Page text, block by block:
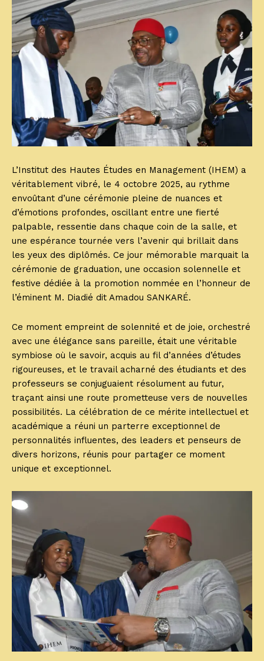
L’Institut des Hautes Études en Management (IHEM) a
véritablement vibré, le 4 octobre 2025, au rythme
envoûtant d’une cérémonie pleine de nuances et
d’émotions profondes, oscillant entre une fierté
palpable, ressentie dans chaque coin de la salle, et
une espérance tournée vers l’avenir qui brillait dans
les yeux des diplômés. Ce jour mémorable marquait la
cérémonie de graduation, une occasion solennelle et
festive dédiée à la promotion nommée en l’honneur de
l’éminent M. Diadié dit Amadou SANKARÉ.
Ce moment empreint de solennité et de joie, orchestré
avec une élégance sans pareille, était une véritable
symbiose où le savoir, acquis au fil d’années d’études
rigoureuses, et le travail acharné des étudiants et des
professeurs se conjuguaient résolument au futur,
traçant ainsi une route prometteuse vers de nouvelles
possibilités. La célébration de ce mérite intellectuel et
académique a réuni un parterre exceptionnel de
personnalités influentes, des leaders et penseurs de
divers horizons, réunis pour partager ce moment
unique et exceptionnel.